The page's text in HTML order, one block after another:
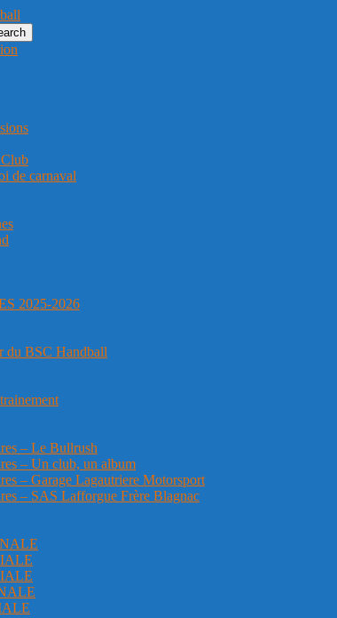
Blagnac
de carnaval
2025-2026
du BSC Handball
– Le Bullrush
– Un club, un album
– Garage Lagautriere Motorsport
– SAS Lafforgue Frère Blagnac